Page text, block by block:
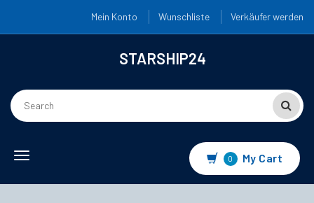
Mein Konto Wunschliste Verkäufer werden
STARSHIP24
Toggle
0 My Cart